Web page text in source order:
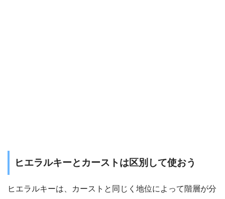
ヒエラルキーとカーストは区別して使おう
ヒエラルキーは、カーストと同じく地位によって階層が分